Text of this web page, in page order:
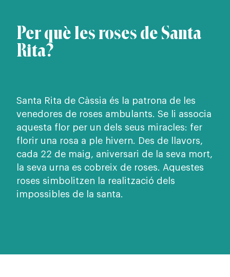
Per què les roses de Santa
Rita?
Santa Rita de Càssia és la patrona de les
venedores de roses ambulants. Se li associa
aquesta flor per un dels seus miracles: fer
florir una rosa a ple hivern. Des de llavors,
cada 22 de maig, aniversari de la seva mort,
la seva urna es cobreix de roses. Aquestes
roses simbolitzen la realització dels
impossibles de la santa.